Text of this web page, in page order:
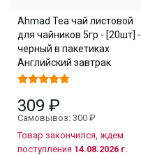
Ahmad Tea чай листовой
для чайников 5гр - [20шт] -
черный в пакетиках
Английский завтрак
309 ₽
Самовывоз: 300 ₽
Товар закончился, ждем
поступления 14.08.2026 г.